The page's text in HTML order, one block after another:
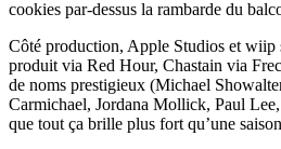
cookies par-dessus la rambarde du
Côté production, Apple Studios et wiip
produit via Red Hour, Chastain via
de noms prestigieux (Michael
Carmichael, Jordana Mollick, Paul Lee,
que tout ça brille plus fort qu’une